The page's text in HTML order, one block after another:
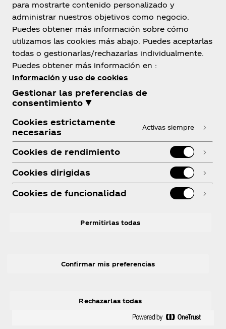
Ecuador
Sobre nosotros
¿Necesitas ayuda?
Legal
para mostrarte contenido personalizado y
administrar nuestros objetivos como negocio.
Puedes obtener más información sobre cómo
utilizamos las cookies más abajo. Puedes aceptarlas
todas o gestionarlas/rechazarlas individualmente.
Puedes obtener más información en :
Información y uso de cookies
Gestionar las preferencias de
consentimiento ▼
Cookies estrictamente
necesarias
Activas siempre
Cookies de rendimiento
Cookies dirigidas
Cookies de funcionalidad
Permitirlas todas
Rechazarlas todas
Confirmar mis preferencias